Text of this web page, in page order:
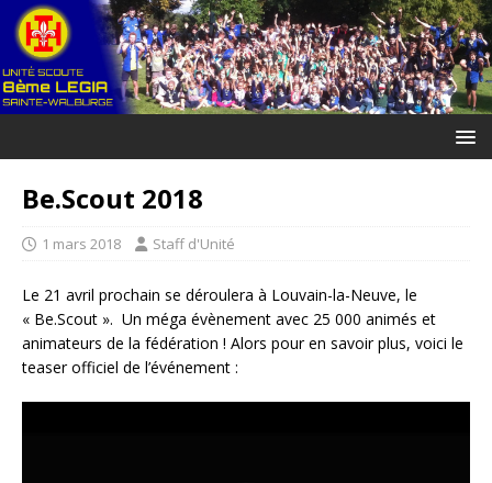
Be.Scout 2018
1 mars 2018 Staff d'Unité
Le 21 avril prochain se déroulera à Louvain-la-Neuve, le
« Be.Scout ». Un méga évènement avec 25 000 animés et
animateurs de la fédération ! Alors pour en savoir plus, voici le
teaser officiel de l’événement :